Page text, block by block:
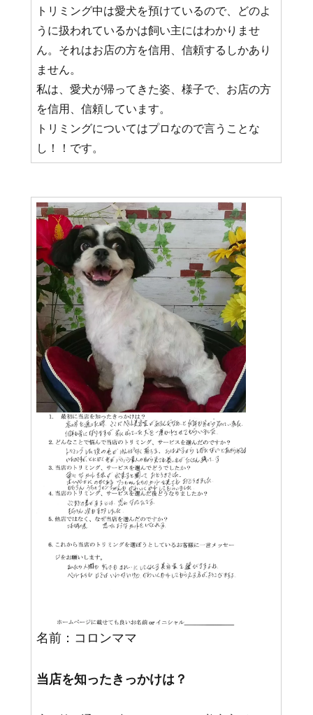
トリミング中は愛犬を預けているので、どのよ
うに扱われているかは飼い主にはわかりませ
ん。それはお店の方を信用、信頼するしかあり
ません。
私は、愛犬が帰ってきた姿、様子で、お店の方
を信用、信頼しています。
トリミングについてはプロなので言うことな
し！！です。
名前：コロンママ
当店を知ったきっかけは？